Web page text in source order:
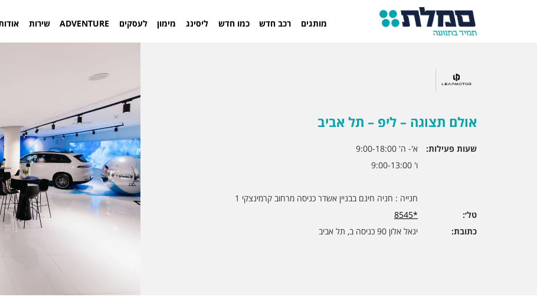
מותגים רכב חדש כמו חדש ליסינג מימון לעסקים ADVENTURE שירות
אולם תצוגה – ליפ – תל אביב
שעות פעילות:
א'- ה' 9:00-18:00
ו' 9:00-13:00
חנייה : חניה חינם בבניין אשדר כניסה מרחוב קרמינצקי 1
טל׳:
*8545
כתובת:
יגאל אלון 90 כניסה ב, תל אביב